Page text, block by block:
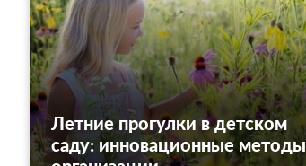
Летние прогулки в детском
саду: инновационные методы